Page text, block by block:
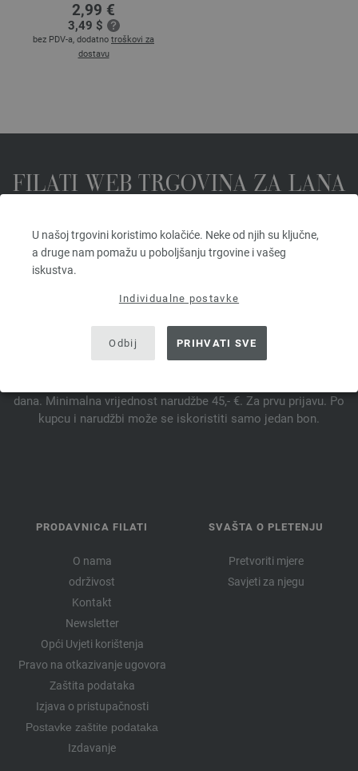
U našoj trgovini koristimo kolačiće. Neke od njih su ključne,
a druge nam pomažu u poboljšanju trgovine i vašeg
iskustva.
Individualne postavke
Odbij PRIHVATI SVE
2,99 €
3,49 $
bez PDV-a, dodatno troškovi za
dostavu
FILATI WEB TRGOVINA ZA LANA
PRETPLATITE SE NA NEWSLETTER SADA I OSVOJITE
dana. Minimalna vrijednost narudžbe 45,- €. Za prvu prijavu. Po
kupcu i narudžbi može se iskoristiti samo jedan bon.
PRODAVNICA FILATI
O nama
održivost
Kontakt
Newsletter
Opći Uvjeti korištenja
Pravo na otkazivanje ugovora
Zaštita podataka
Izjava o pristupačnosti
Postavke zaštite podataka
Izdavanje
SVAŠTA O PLETENJU
Pretvoriti mjere
Savjeti za njegu